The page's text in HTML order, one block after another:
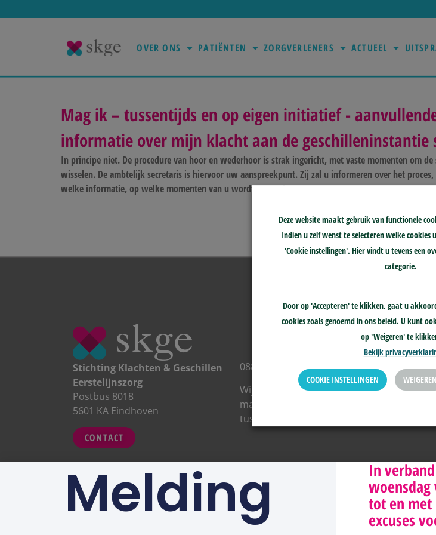
OVER ONS PATIËNTEN ZORGVERLENERS ACTUEEL
Mag ik – tussentijds en op eigen initiatief -
informatie over mijn klacht aan de geschilleninstantie
In principe niet. De procedure van hoor en wederhoor is strak ingericht, met vaste momenten om
wisselen. De ambtelijk secretaris is hiervoor uw aanspreekpunt. Zij zal u informeren over het
welke informatie, op welke momenten van u wordt verwacht.
Stichting Klachten & Geschillen
Eerstelijnszorg
Postbus 8018
5601 KA Eindhoven
CONTACT
088 0229100
Wij zijn telefonisch bereikbaar
maandag tot en met donderdag
tussen 10:00-15:00
Deze website maakt gebruik van functionele
Indien u zelf wenst te selecteren welke
'Cookie instellingen'. Hier vindt u tevens een
categorie.
Door op 'Accepteren' te klikken, gaat u
cookies zoals genoemd in ons beleid. U kunt
op 'Weigeren' te
Bekijk
COOKIE INSTELLINGEN WEIGEREN
Melding
In
woensdag
tot en met
excuses